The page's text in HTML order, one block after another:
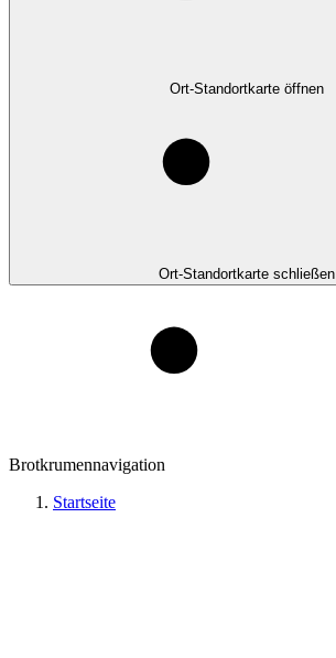
Ort-Standortkarte öffnen
Ort-Standortkarte schließen
Brotkrumennavigation
Startseite